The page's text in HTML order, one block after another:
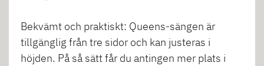
Bekvämt och praktiskt: Queens-sängen är
tillgänglig från tre sidor och kan justeras i
höjden. På så sätt får du antingen mer plats i